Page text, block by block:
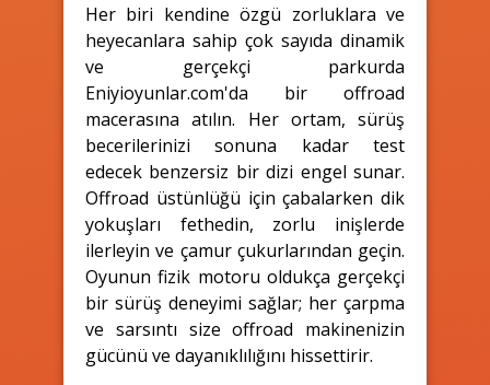
Her biri kendine özgü zorluklara ve
heyecanlara sahip çok sayıda dinamik
ve gerçekçi parkurda
Eniyioyunlar.com'da bir offroad
macerasına atılın. Her ortam, sürüş
becerilerinizi sonuna kadar test
edecek benzersiz bir dizi engel sunar.
Offroad üstünlüğü için çabalarken dik
yokuşları fethedin, zorlu inişlerde
ilerleyin ve çamur çukurlarından geçin.
Oyunun fizik motoru oldukça gerçekçi
bir sürüş deneyimi sağlar; her çarpma
ve sarsıntı size offroad makinenizin
gücünü ve dayanıklılığını hissettirir.